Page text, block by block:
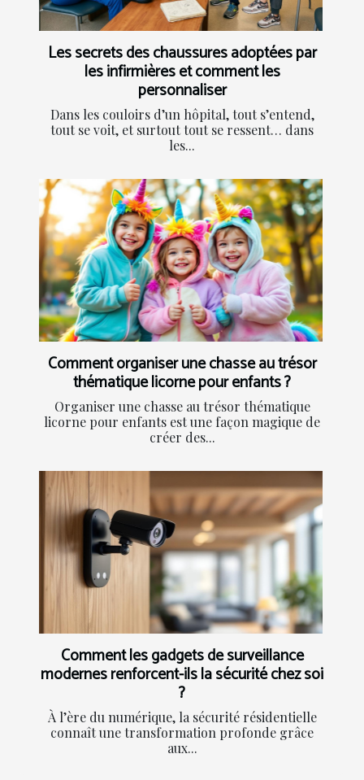
Les secrets des chaussures adoptées par
les infirmières et comment les
personnaliser
Dans les couloirs d’un hôpital, tout s’entend,
tout se voit, et surtout tout se ressent… dans
les...
Comment organiser une chasse au trésor
thématique licorne pour enfants ?
Organiser une chasse au trésor thématique
licorne pour enfants est une façon magique de
créer des...
Comment les gadgets de surveillance
modernes renforcent-ils la sécurité chez soi
?
À l’ère du numérique, la sécurité résidentielle
connaît une transformation profonde grâce
aux...